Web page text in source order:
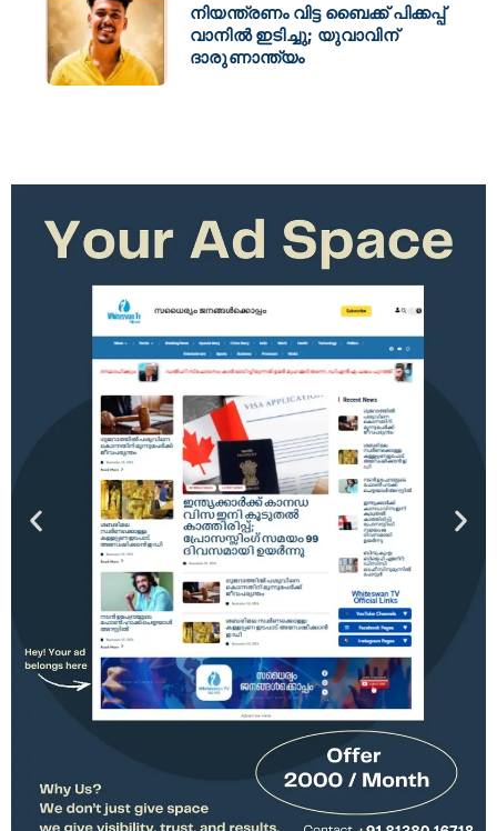
നിയന്ത്രണം വിട്ട ബൈക്ക് പിക്കപ്പ്
വാനിൽ ഇടിച്ചു; യുവാവിന്
ദാരുണാന്ത്യം